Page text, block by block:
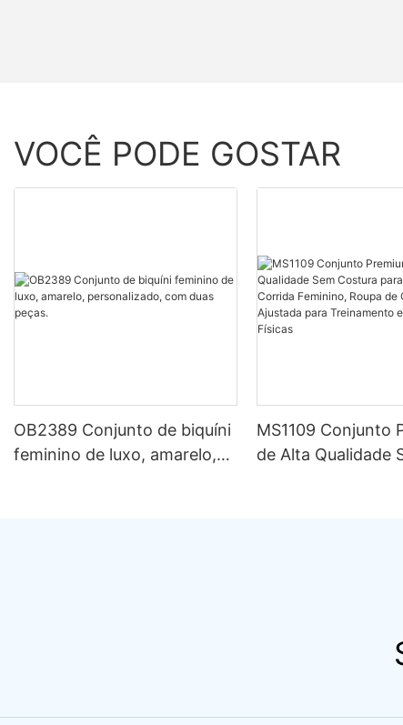
VOCÊ PODE GOSTAR
OB2389 Conjunto de biquíni
feminino de luxo, amarelo,
MS1109 Conjunto
de Alta Qualidade